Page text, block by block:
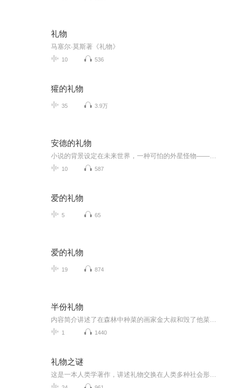
礼物
马塞尔·莫斯著《礼物》
10 536
獾的礼物
35 3.9万
安德的礼物
10 587
爱的礼物
5 65
爱的礼物
19 874
半份礼物
1 1440
礼物之谜